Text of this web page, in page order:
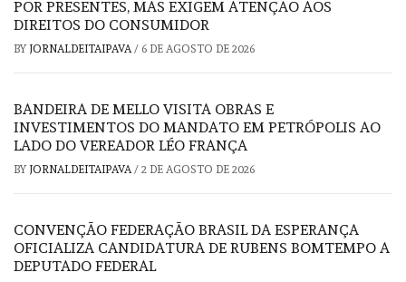
POR PRESENTES, MAS EXIGEM ATENÇÃO AOS
DIREITOS DO CONSUMIDOR
BY JORNALDEITAIPAVA / 6 DE AGOSTO DE 2026
BANDEIRA DE MELLO VISITA OBRAS E
INVESTIMENTOS DO MANDATO EM PETRÓPOLIS AO
LADO DO VEREADOR LÉO FRANÇA
BY JORNALDEITAIPAVA / 2 DE AGOSTO DE 2026
CONVENÇÃO FEDERAÇÃO BRASIL DA ESPERANÇA
OFICIALIZA CANDIDATURA DE RUBENS BOMTEMPO A
DEPUTADO FEDERAL